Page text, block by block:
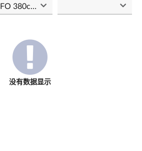
没有数据显示